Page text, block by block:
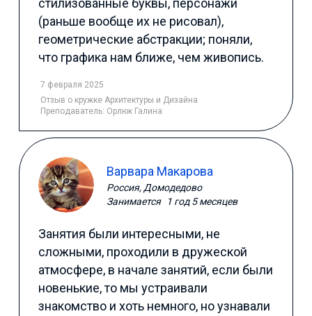
стилизованные буквы, персонажи
(раньше вообще их не рисовал),
геометрические абстракции; поняли,
что графика нам ближе, чем живопись.
7 февраля 2025
Отзыв о кружке Архитектуры и Дизайна
Преподаватель: Орлюк Галина
Варвара Макарова
Россия, Домодедово
Занимается
1 год 5 месяцев
Занятия были интересными, не
сложными, проходили в дружеской
атмосфере, в начале занятий, если были
новенькие, то мы устраивали
знакомство и хоть немного, но узнавали